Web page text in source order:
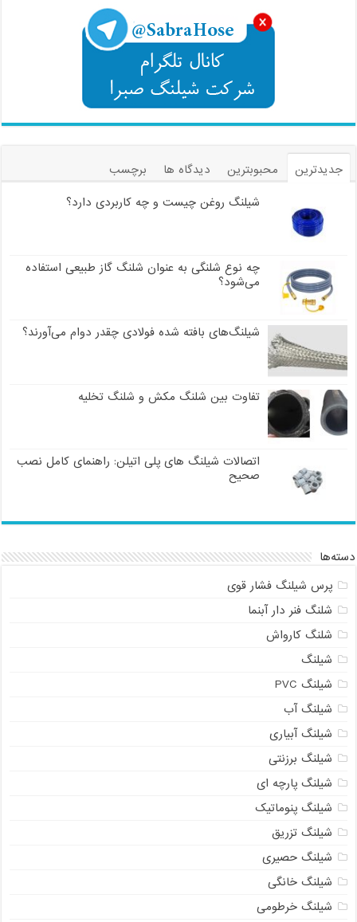
جدیدترین محبوبترین دیدگاه ها
برچسب
شیلنگ روغن چیست و چه کاربردی دارد؟
چه نوع شلنگی به عنوان شلنگ گاز طبیعی استفاده
می‌شود؟
شیلنگ‌های بافته شده فولادی چقدر دوام می‌آورند؟
تفاوت بین شلنگ مکش و شلنگ تخلیه
اتصالات شیلنگ های پلی اتیلن: راهنمای کامل نصب
صحیح
دسته‌ها
پرس شیلنگ فشار قوی
شلنگ فنر دار آبنما
شلنگ کارواش
شیلنگ
شیلنگ PVC
شیلنگ آب
شیلنگ آبیاری
شیلنگ برزنتی
شیلنگ پارچه ای
شیلنگ پنوماتیک
شیلنگ تزریق
شیلنگ حصیری
شیلنگ خانگی
شیلنگ خرطومی